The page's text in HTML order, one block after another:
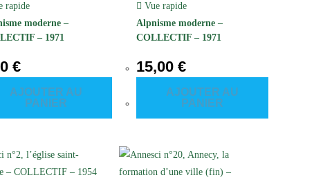
rapide
moderne –
– 1971
€
AJOUTER AU
PANIER
Vue rapide
Alpnisme moderne –
COLLECTIF – 1971
15,00 €
AJOUTER AU
PANIER